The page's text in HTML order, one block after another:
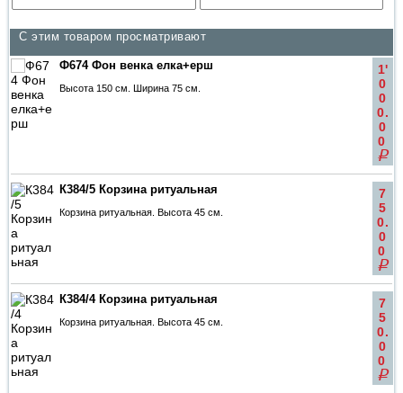
С этим товаром просматривают
Ф674 Фон венка елка+ерш
Высота 150 см. Ширина 75 см.
1'
0
0
0.
0
0
q
К384/5 Корзина ритуальная
Корзина ритуальная. Высота 45 см.
7
5
0.
0
0
q
К384/4 Корзина ритуальная
Корзина ритуальная. Высота 45 см.
7
5
0.
0
0
q